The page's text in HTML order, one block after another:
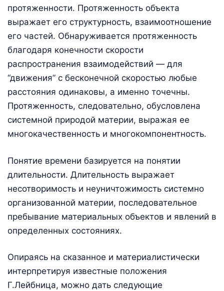
протяженности. Протяженность объекта
выражает его структурность, взаимоотношение
его частей. Обнаруживается протяженность
благодаря конечности скорости
распространения взаимодействий — для
“движения” с бесконечной скоростью любые
расстояния одинаковы, а именно точечны.
Протяженность, следовательно, обусловлена
системной природой материи, выражая ее
многокачественность и многокомпонентность.
Понятие времени базируется на понятии
длительности. Длительность выражает
несотворимость и неуничтожимость системно
организованной материи, последовательное
пребывание материальных объектов и явлений в
определенных состояниях.
Опираясь на сказанное и материалистически
интерпретируя известные положения
Г.Лейбница, можно дать следующие